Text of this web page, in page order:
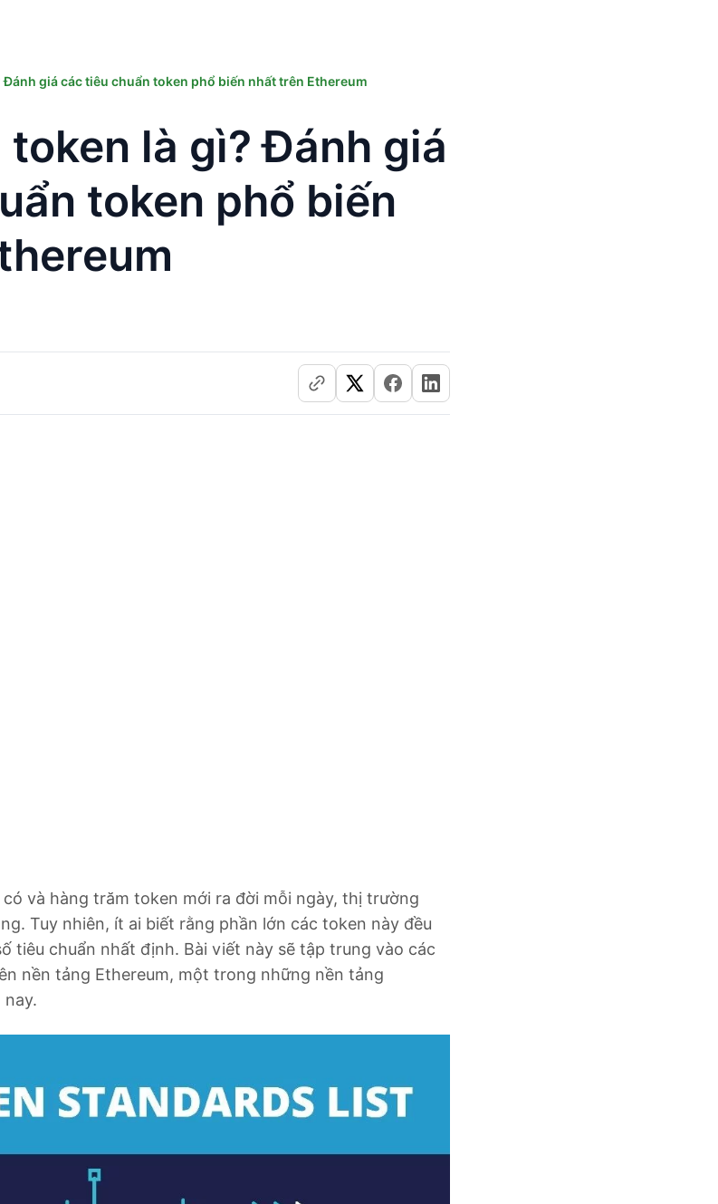
giá các tiêu chuẩn token phổ biến nhất trên Ethereum
là gì? Đánh giá
token phổ biến
và hàng trăm token mới ra đời mỗi ngày, thị trường
Tuy nhiên, ít ai biết rằng phần lớn các token này đều
tiêu chuẩn nhất định. Bài viết này sẽ tập trung vào các
nền tảng Ethereum, một trong những nền tảng